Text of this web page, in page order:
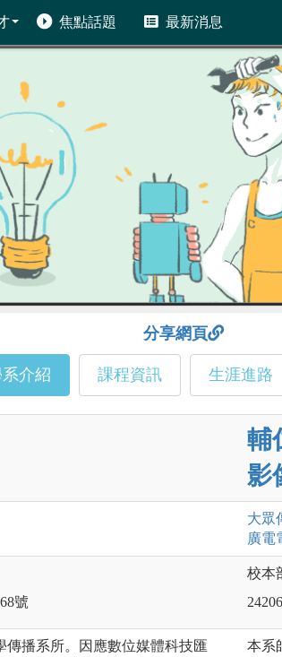
焦點話題 最新消息
分享網頁
介紹 課程資訊 生涯進路
輔
影
大眾
廣電
號
校本
播系所。因應數位媒體科技匯
本系